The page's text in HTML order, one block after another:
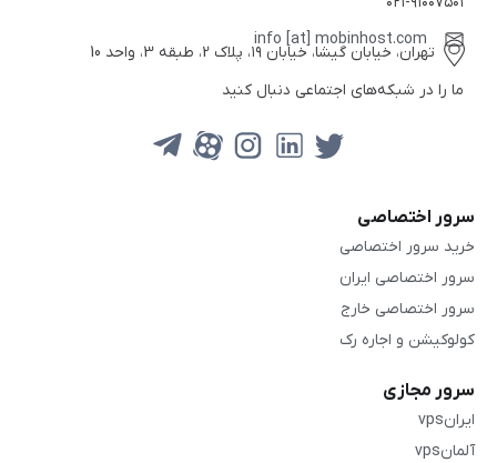
info [at] mobinhost.com
تهران، خیابان گیشا، خیابان ۱۹، پلاک 2، طبقه 3، واحد 10
ما را در شبکه‌های اجتماعی دنبال کنید
سرور اختصاصی
خرید سرور اختصاصی
سرور اختصاصی ایران
سرور اختصاصی خارج
کولوکیشن و اجاره رک
سرور مجازی
ایرانvps
آلمانvps